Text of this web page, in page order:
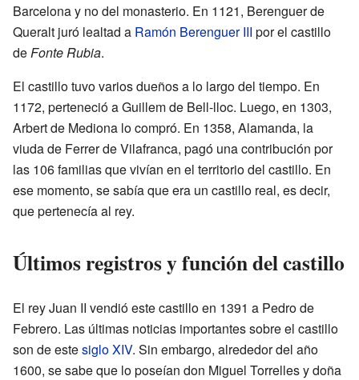
Barcelona y no del monasterio. En 1121, Berenguer de
Queralt juró lealtad a Ramón Berenguer III por el castillo
deFonte Rubia.
El castillo tuvo varios dueños a lo largo del tiempo. En
1172, perteneció a Guillem de Bell-lloc. Luego, en 1303,
Arbert de Mediona lo compró. En 1358, Alamanda, la
viuda de Ferrer de Vilafranca, pagó una contribución por
las 106 familias que vivían en el territorio del castillo. En
ese momento, se sabía que era un castillo real, es decir,
que pertenecía al rey.
Últimos registros y función del castillo
El rey Juan II vendió este castillo en 1391 a Pedro de
Febrero. Las últimas noticias importantes sobre el castillo
son de estesiglo XIV. Sin embargo, alrededor del año
1600, se sabe que lo poseían don Miguel Torrelles y doña